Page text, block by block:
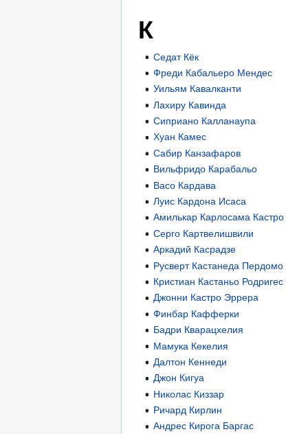
К
Седат Кёк
Фреди Кабальеро Мендес
Уильям Кавалканти
Лахиру Кавинда
Сиприано Калланаупа
Хуан Камес
Сабир Канзафаров
Вильфридо Карабальо
Васо Кардава
Луис Кардона Исаса
Амилькар Карлосама Кастро
Серго Картвелишвили
Аркадий Касрадзе
Русверт Кастанеда Пердомо
Кристиан Кастаньо Родригес
Джонни Кастро Эррера
Финбар Кафферки
Бадри Кварацхелия
Мамука Кекелия
Далтон Кеннеди
Джон Кигуа
Николас Киззар
Ричард Кирлин
Андрес Кирога Баргас